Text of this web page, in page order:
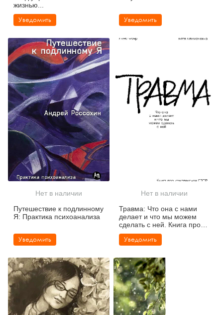
жизнью...
Уведомить Уведомить
Нет в наличии
Путешествие к подлинному
Я: Практика психоанализа
Уведомить
Нет в наличии
Травма: Что она с нами
делает и что мы можем
сделать с ней. Книга про
комплексное ПТСР
Уведомить